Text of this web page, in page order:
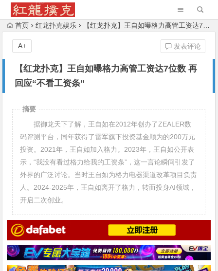
首页 红龙扑克娱乐 【红龙扑克】王自如曝格力高管工资达7位数 再回应“不看工资条”
【红龙扑克】王自如曝格力高管工资达7位数 再
回应“不看工资条”
发表评论
A+
摘要
据御龙天下了解，王自如在2012年创办了ZEALER数
码评测平台，同年获得了雷军旗下投资基金顺为的200万元
投资。2021年，王自如加入格力。2023年，王自如公开表
示，“我没有看过格力给我的工资条”，这一言论瞬间引发了
外界的广泛讨论。当时王自如为格力电器渠道改革项目负责
人。2024-2025年，王自如离开了格力，转而投身AI领域，
开启二次创业。